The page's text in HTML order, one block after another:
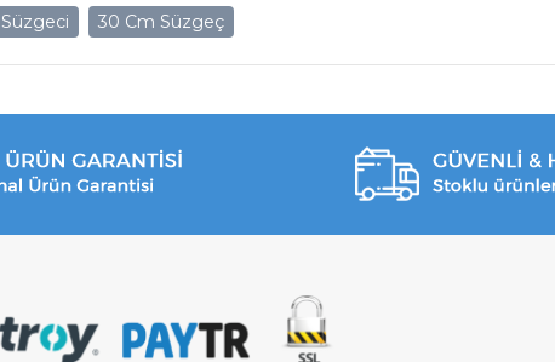
30 Cm Süzgeç